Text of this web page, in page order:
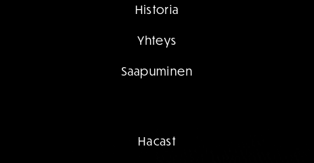
Historia
Yhteys
Saapuminen
Hacast